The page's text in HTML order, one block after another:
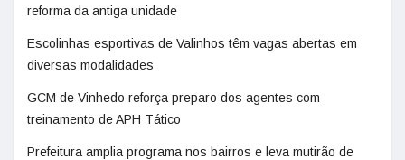
reforma da antiga unidade
Escolinhas esportivas de Valinhos têm vagas abertas em
diversas modalidades
GCM de Vinhedo reforça preparo dos agentes com
treinamento de APH Tático
Prefeitura amplia programa nos bairros e leva mutirão de